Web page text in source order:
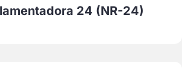
24 (NR-24)